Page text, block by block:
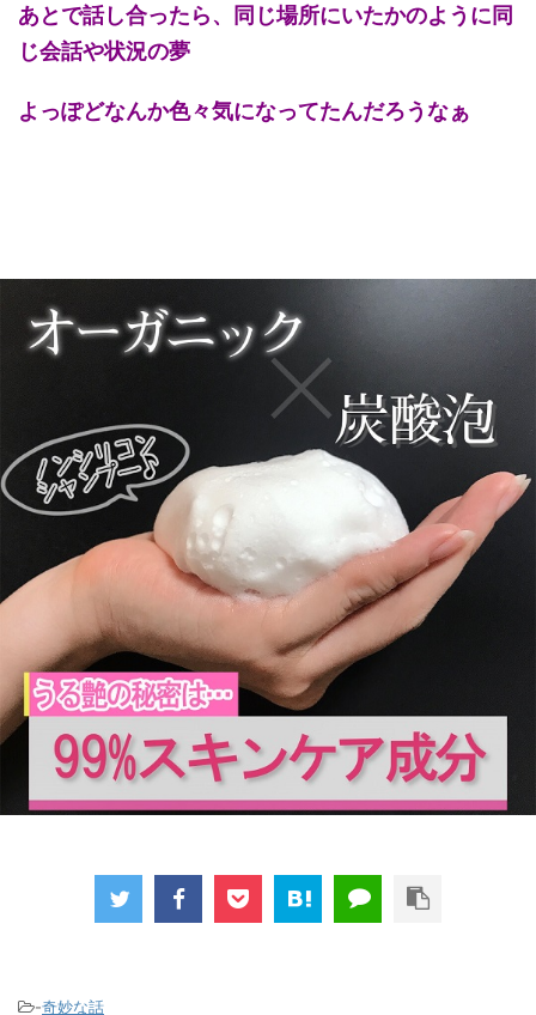
あとで話し合ったら、同じ場所にいたかのように同
じ会話や状況の夢
よっぽどなんか色々気になってたんだろうなぁ
-奇妙な話